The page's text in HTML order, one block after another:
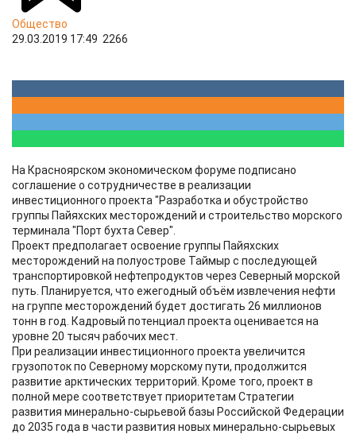
Общество
29.03.2019 17:49 2266
На Красноярском экономическом форуме подписано
соглашение о сотрудничестве в реализации
инвестиционного проекта "Разработка и обустройство
группы Пайяхских месторождений и строительство морского
терминала "Порт бухта Север".
Проект предполагает освоение группы Пайяхских
месторождений на полуострове Таймыр с последующей
транспортировкой нефтепродуктов через Северный морской
путь. Планируется, что ежегодный объём извлечения нефти
на группе месторождений будет достигать 26 миллионов
тонн в год. Кадровый потенциал проекта оценивается на
уровне 20 тысяч рабочих мест.
При реализации инвестиционного проекта увеличится
грузопоток по Северному морскому пути, продолжится
развитие арктических территорий. Кроме того, проект в
полной мере соответствует приоритетам Стратегии
развития минерально-сырьевой базы Российской Федерации
до 2035 года в части развития новых минерально-сырьевых